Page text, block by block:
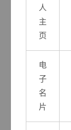
人
主
页
电
子
名
片